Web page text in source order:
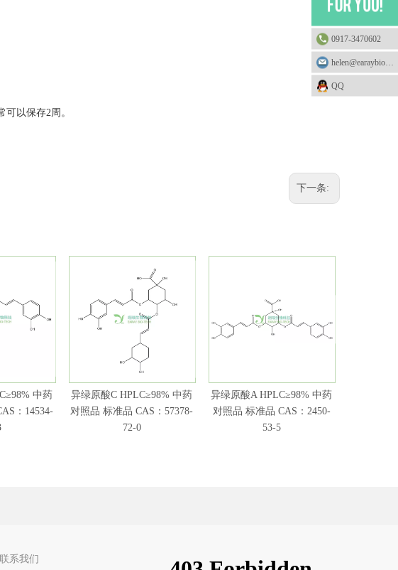
可以保存2周。
下一条:
中药
：14534-
异绿原酸C HPLC≥98% 中药
对照品 标准品 CAS：57378-
72-0
异绿原酸A HPLC≥98% 中药
对照品 标准品 CAS：2450-
53-5
联系我们
0917-3470602
QQ